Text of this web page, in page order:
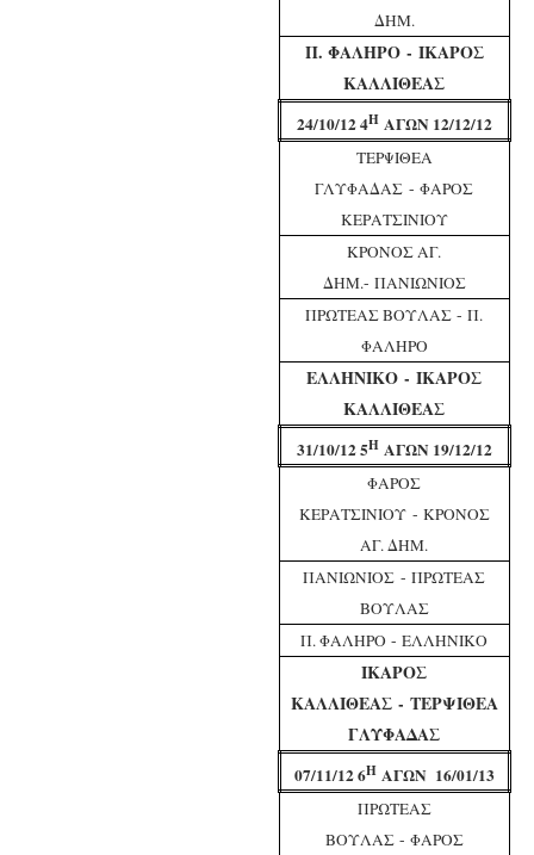
ΔΗΜ.
Π. ΦΑΛΗΡΟ - ΙΚΑΡΟΣ
ΚΑΛΛΙΘΕΑΣ
24/10/12 4ΗΑΓΩΝ 12/12/12
ΤΕΡΨΙΘΕΑ
ΓΛΥΦΑΔΑΣ - ΦΑΡΟΣ
ΚΕΡΑΤΣΙΝΙΟΥ
ΚΡΟΝΟΣ ΑΓ.
ΔΗΜ.- ΠΑΝΙΩΝΙΟΣ
ΠΡΩΤΕΑΣ ΒΟΥΛΑΣ- Π.
ΦΑΛΗΡΟ
ΕΛΛΗΝΙΚΟ - ΙΚΑΡΟΣ
ΚΑΛΛΙΘΕΑΣ
31/10/12 5ΗΑΓΩΝ 19/12/12
ΦΑΡΟΣ
ΚΕΡΑΤΣΙΝΙΟΥ- ΚΡΟΝΟΣ
ΑΓ. ΔΗΜ.
ΠΑΝΙΩΝΙΟΣ - ΠΡΩΤΕΑΣ
ΒΟΥΛΑΣ
Π. ΦΑΛΗΡΟ- ΕΛΛΗΝΙΚΟ
ΙΚΑΡΟΣ
ΚΑΛΛΙΘΕΑΣ - ΤΕΡΨΙΘΕΑ
ΓΛΥΦΑΔΑΣ
07/11/12 6ΗΑΓΩΝ 16/01/13
ΠΡΩΤΕΑΣ
ΒΟΥΛΑΣ - ΦΑΡΟΣ